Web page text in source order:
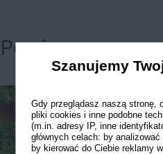
Powiązane
Szanujemy
Gdy przeglądasz naszą stronę,
pliki cookies i inne podobne
(m.in. adresy IP, inne
głównych celach: by
by kierować do Ciebie reklamy